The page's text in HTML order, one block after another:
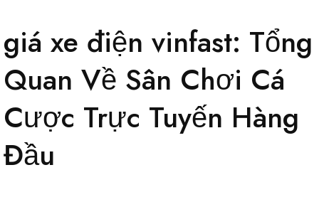
giá xe điện vinfast: Tổng
Quan Về Sân Chơi Cá
Cược Trực Tuyến Hàng
Đầu